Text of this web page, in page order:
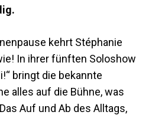
kehrt Stéphanie
In ihrer fünften Soloshow
bringt die bekannte
alles auf die Bühne, was
Auf und Ab des Alltags,